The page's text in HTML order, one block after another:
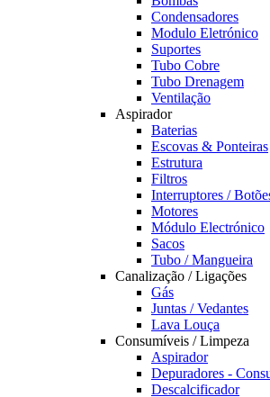
Condensadores
Modulo Eletrónico
Suportes
Tubo Cobre
Tubo Drenagem
Ventilação
Aspirador
Baterias
Escovas & Ponteiras
Estrutura
Filtros
Interruptores /
Motores
Módulo Electrónico
Sacos
Tubo / Mangueira
Canalização / Ligações
Gás
Juntas / Vedantes
Lava Louça
Consumíveis / Limpeza
Aspirador
Depuradores -
Descalcificador